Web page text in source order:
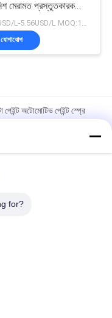
মেরামত প্রস্তুতকারক
গাড়ি পেইন্টিং
যোগাযোগ
পেইন্ট অটোমোটিভ পেইন্ট স্প্রে
প্রতিরোধী শীর্ষ স্তর,
for?